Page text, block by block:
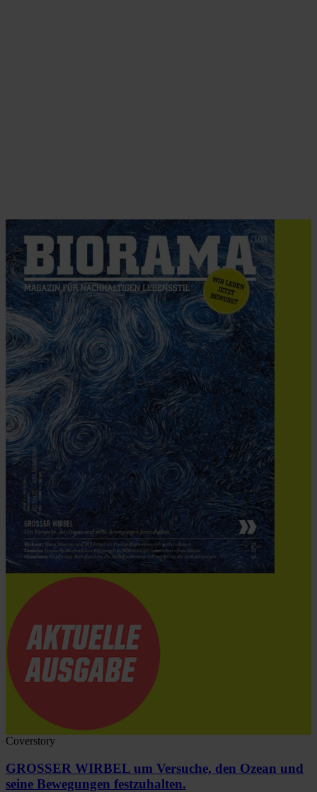
Coverstory
GROSSER WIRBEL um Versuche, den Ozean und
seine Bewegungen festzuhalten.